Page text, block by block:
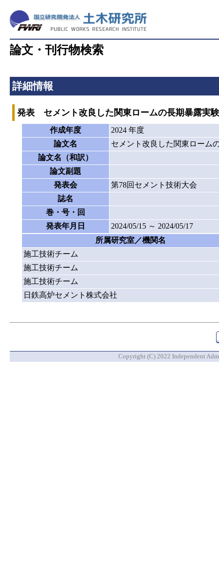
論文・刊行物検索
詳細情報
発表 セメント改良した関東ロームの長期暴露実
作成年度
2024 年度
論文名
セメント改良した関東ローム
論文名（和訳）
論文副題
発表会
第78回セメント技術大会
誌名
巻・号・回
発表年月日
2024/05/15 ～ 2024/05/17
所属研究室／機関名
施工技術チーム
施工技術チーム
施工技術チーム
日鉄高炉セメント株式会社
Copyright (C) 2022 Independent